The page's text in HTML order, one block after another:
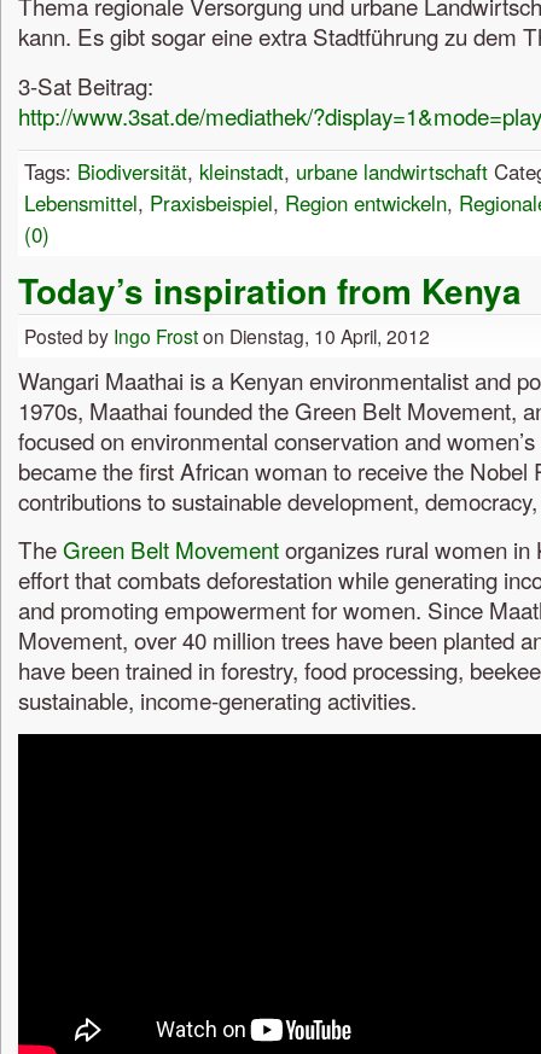
kann. Es gibt sogar eine extra Stadtführung zu dem
3-Sat Beitrag:
http://www.3sat.de/mediathek/
Tags: Biodiversität, kleinstadt, urbane landwirtschaft
Lebensmittel, Praxisbeispiel, Region entwickeln,
(0)
Today’s inspiration from Kenya
Posted by Ingo Froston Dienstag, 10 April, 2012
Wangari Maathai is a Kenyan environmentalist and
1970s, Maathai founded the Green Belt Movement,
focused on environmental conservation and
became the first African woman to receive the Nobel
contributions to sustainable development,
TheGreen Belt Movementorganizes rural women in
effort that combats deforestation while generating
and promoting empowerment for women. Since
Movement, over 40 million trees have been planted
have been trained in forestry, food processing,
sustainable, income-generating activities.